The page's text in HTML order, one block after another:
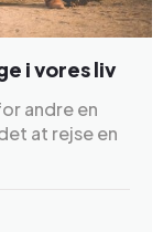
i vores liv
andre en
at rejse en